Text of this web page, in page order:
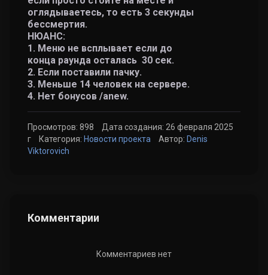
оглядываетесь, то есть 3 секунды
бессмертия.
НЮАНС:
1. Меню не всплывает если до
конца раунда осталась 30 сек.
2. Если поставили пачку.
3. Меньше 14 человек на сервере.
4. Нет бонусов /anew.
Просмотров: 898
Дата создания: 26 февраля 2025
г
Категория: Новости проекта Автор: Denis
Viktorovich
Комментарии
Комментариев нет